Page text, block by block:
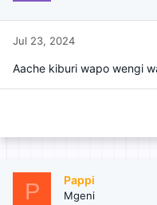
Jul 23, 2024
Aache kiburi wapo wengi
P Pappi
Mgeni